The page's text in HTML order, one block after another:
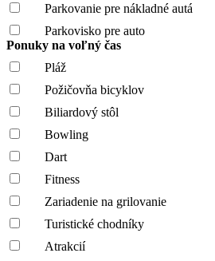
Parkovanie pre nákladné autá
Parkovisko pre auto
Ponuky na voľný čas
Pláž
Požičovňa bicyklov
Biliardový stôl
Bowling
Dart
Fitness
Zariadenie na grilovanie
Turistické chodníky
Atrakcií